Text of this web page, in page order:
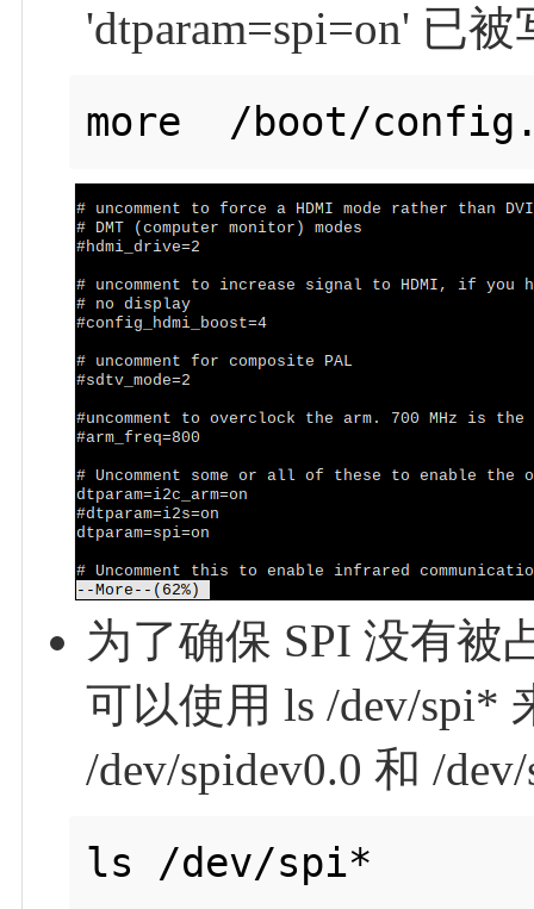
'dtparam=spi=on' 已被
为了确保 SPI 没有被
可以使用 ls /dev/spi*
/dev/spidev0.0 和 /